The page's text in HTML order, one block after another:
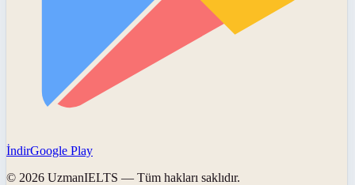
İndirGoogle Play
© 2026 UzmanIELTS — Tüm hakları saklıdır.